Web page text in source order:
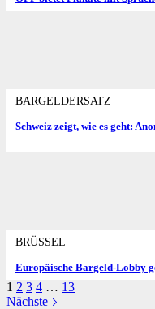
BARGELDERSATZ
Schweiz zeigt, wie es geht:
BRÜSSEL
Europäische Bargeld-Lobby
1 2 3 4 … 13
Nächste